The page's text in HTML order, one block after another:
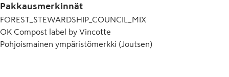
Pakkausmerkinnät
FOREST_STEWARDSHIP_COUNCIL_MIX
OK Compost label by Vincotte
Pohjoismainen ympäristömerkki (Joutsen)